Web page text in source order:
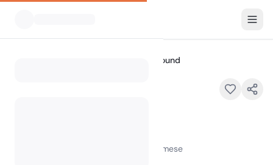
K River Campground
visualizzazioni nell'ultimo mese